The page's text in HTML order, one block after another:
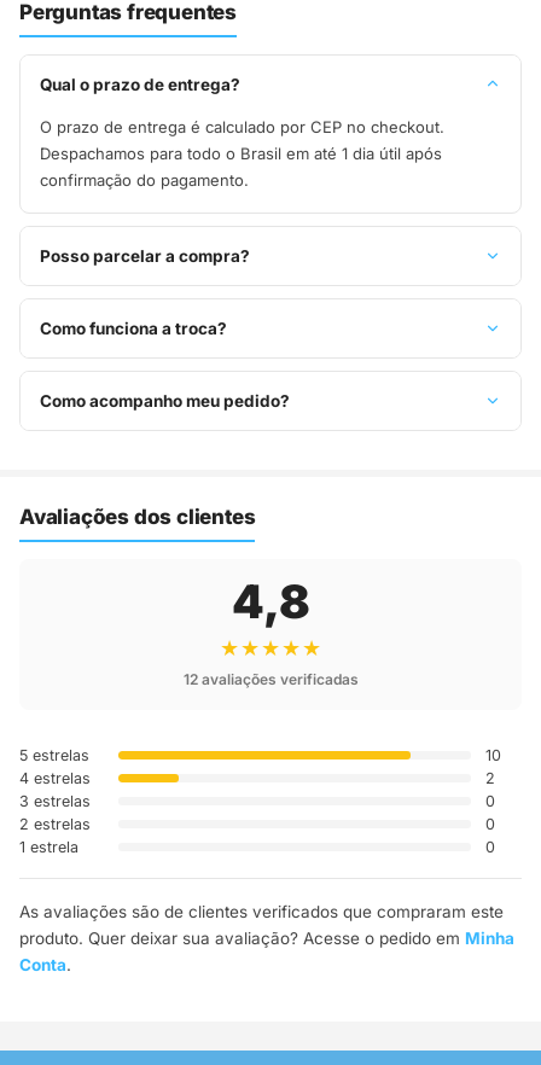
Perguntas frequentes
Qual o prazo de entrega?
O prazo de entrega é calculado por CEP no checkout.
Despachamos para todo o Brasil em até 1 dia útil após
confirmação do pagamento.
Posso parcelar a compra?
Sim, parcelamos em até 10x sem juros no cartão de crédito,
ou pague à vista no Pix com 8% de desconto.
Como funciona a troca?
Você tem 7 dias após o recebimento para solicitar troca.
Basta entrar em contato pelo WhatsApp ou e-mail.
Como acompanho meu pedido?
Avaliações dos clientes
4,8
★★★★★
12 avaliações verificadas
5 estrelas
10
4 estrelas
2
3 estrelas
0
2 estrelas
0
1 estrela
0
As avaliações são de clientes verificados que compraram este
produto. Quer deixar sua avaliação? Acesse o pedido em Minha
Conta.